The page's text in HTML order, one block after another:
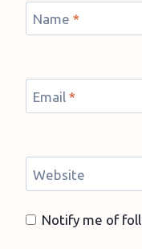
Name *
Email *
Website
Notify me of